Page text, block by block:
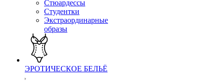
Стюардессы
Студентки
Экстраординарные
образы
ЭРОТИЧЕСКОЕ БЕЛЬЁ